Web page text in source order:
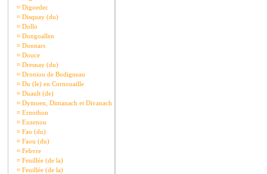
¤ Digoedec
¤ Disquay (du)
¤ Dollo
¤ Dongoallen
¤ Donnars
¤ Douce
¤ Dresnay (du)
¤ Droniou de Bodigneau
¤ Du (le) en Cornouaille
¤ Duault (de)
¤ Dymoen, Dimanach et Divanach
¤ Ernothon
¤ Euzenou
¤ Fao (du)
¤ Faou (du)
¤ Febvre
¤ Feuillée (de la)
¤ Feuillée (de la)